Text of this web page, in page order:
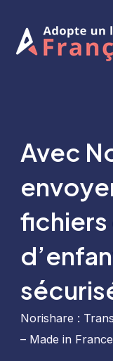
contenu
Avec
fichiers
Norishare :
– Made in France